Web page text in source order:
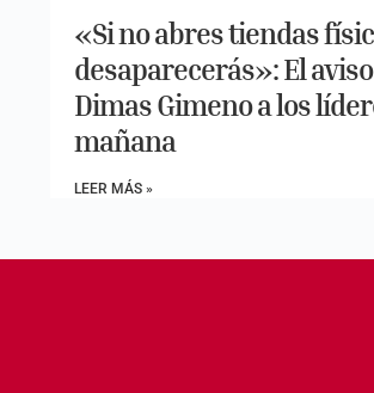
«Si no abres tiendas
desaparecerás»: El
Dimas Gimeno a los
mañana
LEER MÁS »